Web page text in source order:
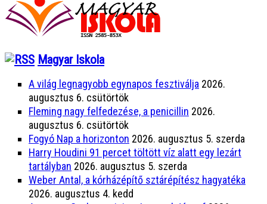
Magyar Iskola
A világ legnagyobb egynapos fesztiválja 2026.
augusztus 6. csütörtök
Fleming nagy felfedezése, a penicillin 2026.
augusztus 6. csütörtök
Fogyó Nap a horizonton 2026. augusztus 5. szerda
Harry Houdini 91 percet töltött víz alatt egy lezárt
tartályban 2026. augusztus 5. szerda
Weber Antal, a kórházépítő sztárépítész hagyatéka
2026. augusztus 4. kedd